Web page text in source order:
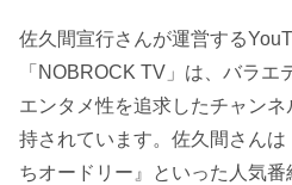
佐久間宣行さんが運営する
「NOBROCK TV」は、バラ
エンタメ性を追求したチャン
持されています。佐久間さん
ちオードリー』といった人気